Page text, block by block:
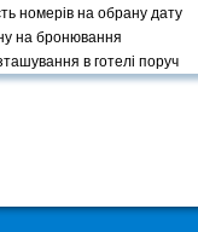
номерів на обрану дату
на бронювання
в готелі поруч